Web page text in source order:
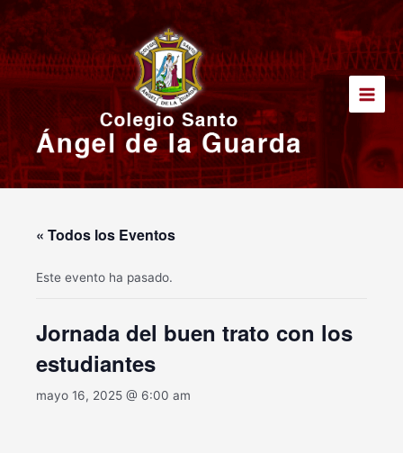
al
contenido
Main
« Todos los Eventos
Este evento ha pasado.
Jornada del buen trato con los
estudiantes
mayo 16, 2025 @ 6:00 am